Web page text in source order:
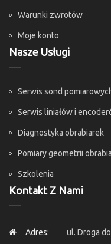
Warunki zwrotów
Moje konto
Nasze Usługi
Serwis sond
Serwis liniałów i
Diagnostyka obrabiarek
Pomiary geometrii
Szkolenia
Kontakt Z Nami
Adres: ul. Droga